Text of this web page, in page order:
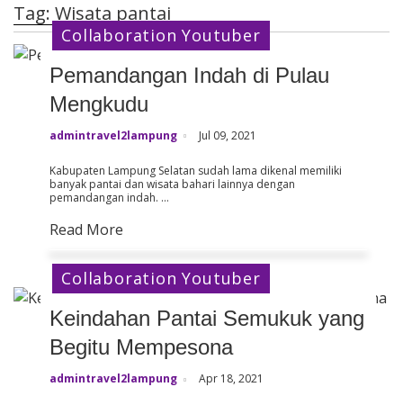
Tag: Wisata pantai
Pemandangan Indah di Pulau
Mengkudu
admintravel2lampung Jul 09, 2021
Kabupaten Lampung Selatan sudah lama dikenal memiliki
banyak pantai dan wisata bahari lainnya dengan
pemandangan indah. …
Read More
Collaboration Youtuber
Keindahan Pantai Semukuk yang
Begitu Mempesona
admintravel2lampung Apr 18, 2021
Collaboration Youtuber